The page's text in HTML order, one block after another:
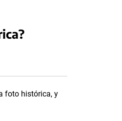
foto histórica, y